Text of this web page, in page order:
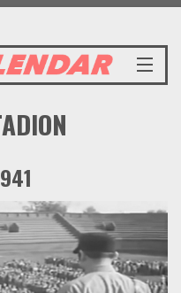
Petak 7.8.2026.